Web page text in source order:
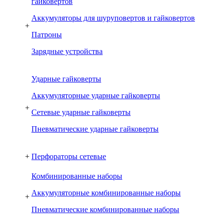
+
Аккумуляторы для шуруповертов и гайковертов
Патроны
Зарядные устройства
+
Ударные гайковерты
Аккумуляторные ударные гайковерты
Сетевые ударные гайковерты
Пневматические ударные гайковерты
+ Перфораторы сетевые
+
Комбинированные наборы
Аккумуляторные комбинированные наборы
Пневматические комбинированные наборы